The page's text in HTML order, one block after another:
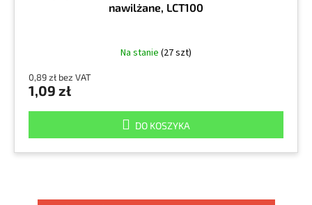
nawilżane, LCT100
Na stanie (27 szt)
0,89 zł bez VAT
1,09 zł
DO KOSZYKA